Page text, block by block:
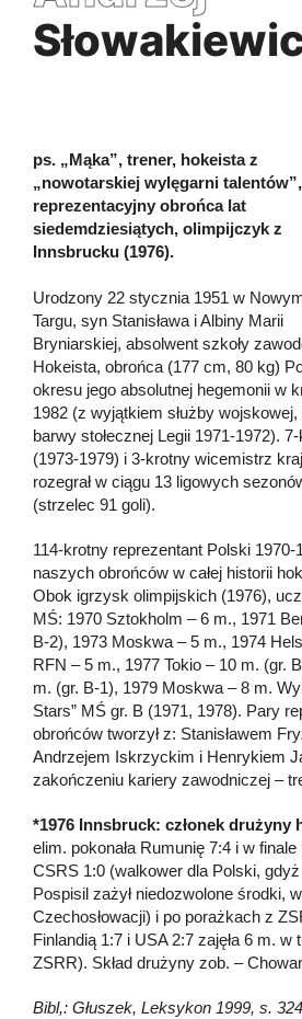
ps. „Mąka”, trener, hokeista z
„nowotarskiej wylęgarni talentów”,
reprezentacyjny obrońca lat
siedemdziesiątych, olimpijczyk z
Innsbrucku (1976).
Urodzony 22 stycznia 1951 w
Targu, syn Stanisława i Albiny Marii
Bryniarskiej, absolwent szkoły
Hokeista, obrońca (177 cm, 80 kg)
okresu jego absolutnej hegemonii w
1982 (z wyjątkiem służby wojskowej,
barwy stołecznej Legii 1971-1972).
(1973-1979) i 3-krotny wicemistrz
rozegrał w ciągu 13 ligowych
(strzelec 91 goli).
114-krotny reprezentant Polski
naszych obrońców w całej historii
Obok igrzysk olimpijskich (1976),
MŚ: 1970 Sztokholm – 6 m., 1971
B-2), 1973 Moskwa – 5 m., 1974
RFN – 5 m., 1977 Tokio – 10 m. (gr.
m. (gr. B-1), 1979 Moskwa – 8 m.
Stars” MŚ gr. B (1971, 1978). Pary
obrońców tworzył z: Stanisławem
Andrzejem Iskrzyckim i Henrykiem
zakończeniu kariery zawodniczej –
*1976 Innsbruck: członek drużyny
elim. pokonała Rumunię 7:4 i w
CSRS 1:0 (walkower dla Polski,
Pospisil zażył niedozwolone środki,
Czechosłowacji) i po porażkach z
Finlandią 1:7 i USA 2:7 zajęła 6 m. w
ZSRR). Skład drużyny zob. –
Bibl,: Głuszek, Leksykon 1999, s.